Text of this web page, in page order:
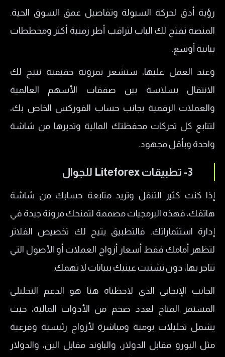
رؤية أدق لحركة السيولة وتفاصيل عمق السوق الحية.
المنصة تفتح لك الباب لتراقب أطر زمنية أكثر ومخططات
بيانية أوسع.
وعند العمل عليها، ستشعر بمرونة حقيقية تتيح لك
الانتقال بسلاسة بين صفقات الأسهم العالمية
والعملات الرقمية بجانب حساب الفوركس الخاص بك،
لتتابع كل تحركات محفظتك المالية وتديرها من شاشة
واحدة وبأقل مجهود.
3- تطبيقات Liteforex للجوال
إذا كنت كثير التنقل وتريد متابعة حسابك من شاشة
هاتفك، فهذه البرمجيات مصممة لتمنحك مرونة جيدة في
إدارة استثماراتك. فالتطبيق يتيح لك تخصيص الفلاتر
لتظهر أمامك فقط أسعار أزواج العملات أو الأصول التي
تتاجر بها، دون تشتيت عينيك ببيانات لا تهمك.
الجانب الإيجابي الذي لاحظناه هنا هو الدعم التحليلي
المستمر المتاح لعدد ضخم من الأدوات المالية، حيث
يشمل تحليلات يومية ومباشرة لأزواج رئيسية وفرعية
مثل اليورو مقابل الدولار، والباوند مقابل الين، والدولار